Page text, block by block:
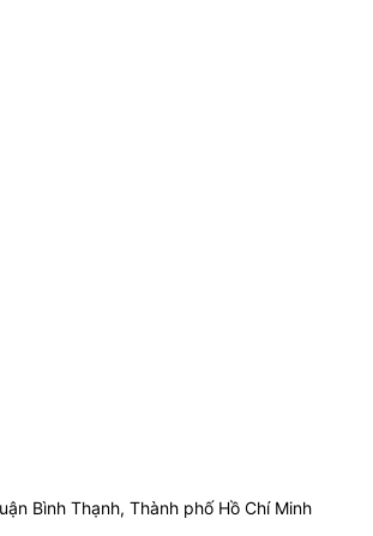
Bình Thạnh, Thành phố Hồ Chí Minh